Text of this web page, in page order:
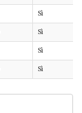
Sì
Sì
Sì
Sì